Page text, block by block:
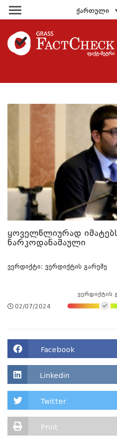
ქართული
ყოველწლიურად
ნარკოდანაშაული
ვერდიქტი: ვერდიქტის გარეშე
02/07/2024
ვერდიქტის
Facebook
Linkedin
Twitter
Print